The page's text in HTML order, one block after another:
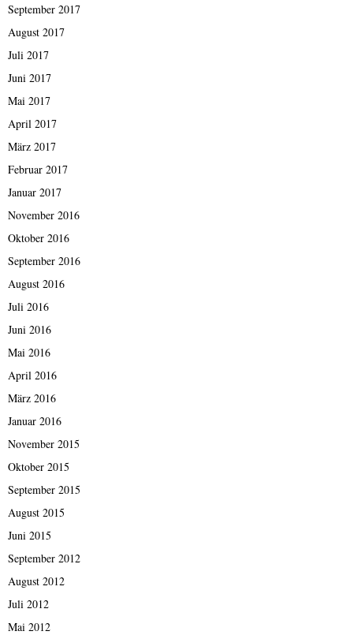
September 2017
August 2017
Juli 2017
Juni 2017
Mai 2017
April 2017
März 2017
Februar 2017
Januar 2017
November 2016
Oktober 2016
September 2016
August 2016
Juli 2016
Juni 2016
Mai 2016
April 2016
März 2016
Januar 2016
November 2015
Oktober 2015
September 2015
August 2015
Juni 2015
September 2012
August 2012
Juli 2012
Mai 2012